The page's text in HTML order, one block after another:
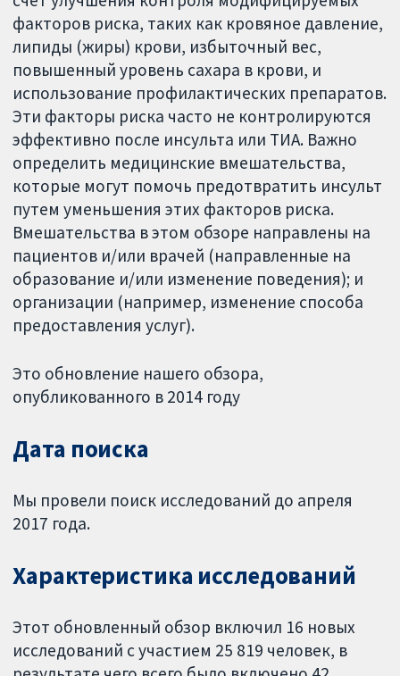
факторов риска, таких как кровяное давление,
липиды (жиры) крови, избыточный вес,
повышенный уровень сахара в крови, и
использование профилактических препаратов.
Эти факторы риска часто не контролируются
эффективно после инсульта или ТИА. Важно
определить медицинские вмешательства,
которые могут помочь предотвратить инсульт
путем уменьшения этих факторов риска.
Вмешательства в этом обзоре направлены на
пациентов и/или врачей (направленные на
образование и/или изменение поведения); и
организации (например, изменение способа
предоставления услуг).
Это обновление нашего обзора,
опубликованного в 2014 году
Дата поиска
Мы провели поиск исследований до апреля
2017 года.
Характеристика исследований
Этот обновленный обзор включил 16 новых
исследований с участием 25 819 человек, в